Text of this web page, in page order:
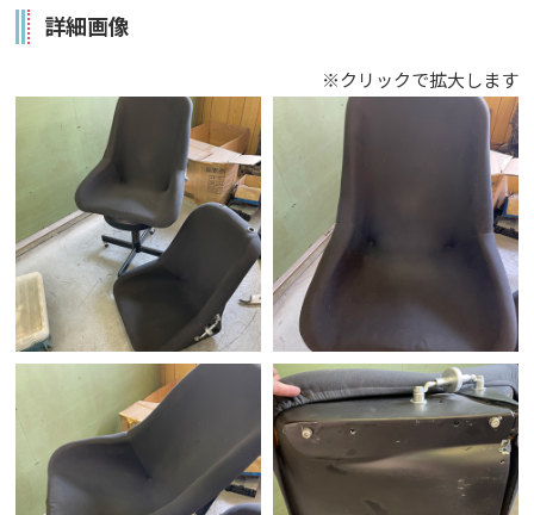
詳細画像
※クリックで拡大します